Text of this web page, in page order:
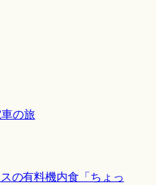
の旅
の有料機内食「ちょっ